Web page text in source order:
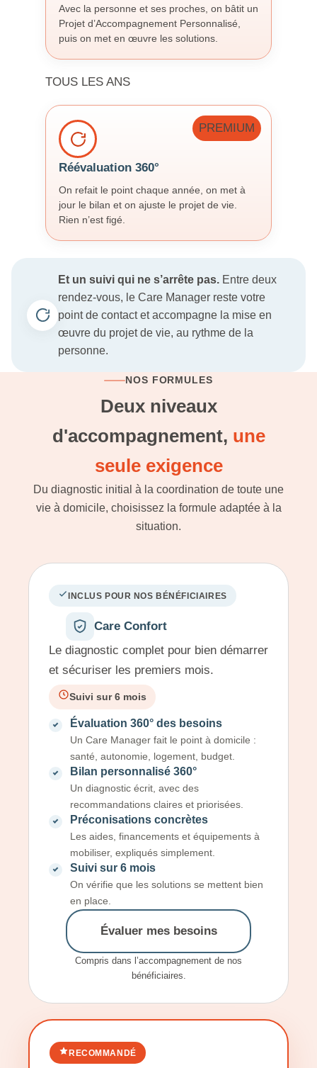
Avec la personne et ses proches, on bâtit un
Projet d’Accompagnement Personnalisé,
puis on met en œuvre les solutions.
TOUS LES ANS
PREMIUM
Réévaluation 360°
On refait le point chaque année, on met à
jour le bilan et on ajuste le projet de vie.
Rien n’est figé.
Et un suivi qui ne s’arrête pas. Entre deux
rendez-vous, le Care Manager reste votre
point de contact et accompagne la mise en
œuvre du projet de vie, au rythme de la
personne.
NOS FORMULES
Deux niveaux
d'accompagnement, une
seule exigence
Du diagnostic initial à la coordination de toute une
vie à domicile, choisissez la formule adaptée à la
situation.
INCLUS POUR NOS BÉNÉFICIAIRES
Care Confort
Le diagnostic complet pour bien démarrer
et sécuriser les premiers mois.
Suivi sur 6 mois
Évaluation 360° des besoins
Un Care Manager fait le point à domicile :
santé, autonomie, logement, budget.
Bilan personnalisé 360°
Un diagnostic écrit, avec des
recommandations claires et priorisées.
Préconisations concrètes
Les aides, financements et équipements à
mobiliser, expliqués simplement.
Suivi sur 6 mois
On vérifie que les solutions se mettent bien
en place.
Évaluer mes besoins
Compris dans l’accompagnement de nos
bénéficiaires.
RECOMMANDÉ